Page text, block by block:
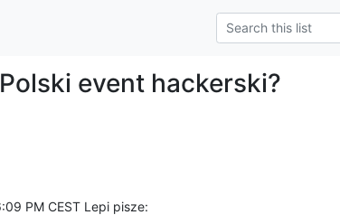
event hackerski?
PM CEST Lepi pisze: